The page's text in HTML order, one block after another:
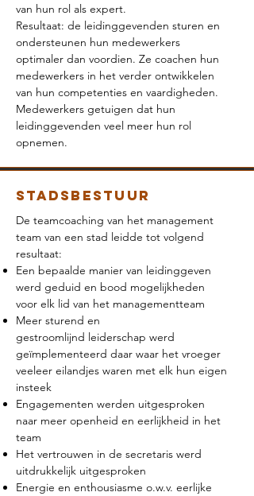
van hun rol als expert.
Resultaat: de leidinggevenden sturen en
ondersteunen hun medewerkers
optimaler dan voordien. Ze coachen hun
medewerkers in het verder ontwikkelen
van hun competenties en vaardigheden.
Medewerkers getuigen dat hun
leidinggevenden veel meer hun rol
opnemen.
Stadsbestuur
De teamcoaching van het management
team van een stad leidde tot volgend
resultaat:
Een bepaalde manier van leidinggeven
werd geduid en bood mogelijkheden
voor elk lid van het managementteam
Meer sturend en
gestroomlijnd leiderschap werd
geïmplementeerd daar waar het vroeger
veeleer eilandjes waren met elk hun eigen
insteek
Engagementen werden uitgesproken
naar meer openheid en eerlijkheid in het
team
Het vertrouwen in de secretaris werd
uitdrukkelijk uitgesproken
Energie en enthousiasme o.w.v. eerlijke